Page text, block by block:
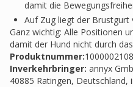
damit die
Auf Zug liegt der Brustgurt
Ganz wichtig: Alle Positionen
damit der Hund nicht durch
Produktnummer:1000002108
Inverkehrbringer: annyx
40885 Ratingen, Deutschland,